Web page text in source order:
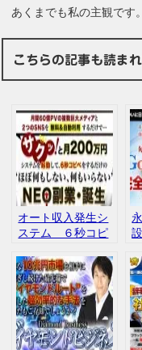
あくまでも私の主観です。
こちらの記事も読まれ
オート収入発生シ
ステム ６秒コピ
吉田 評判 口コ
ミ